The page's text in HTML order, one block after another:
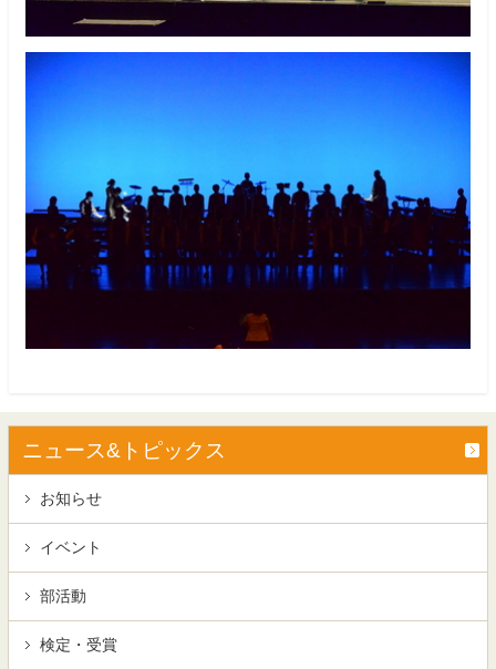
ニュース&トピックス
お知らせ
イベント
部活動
検定・受賞